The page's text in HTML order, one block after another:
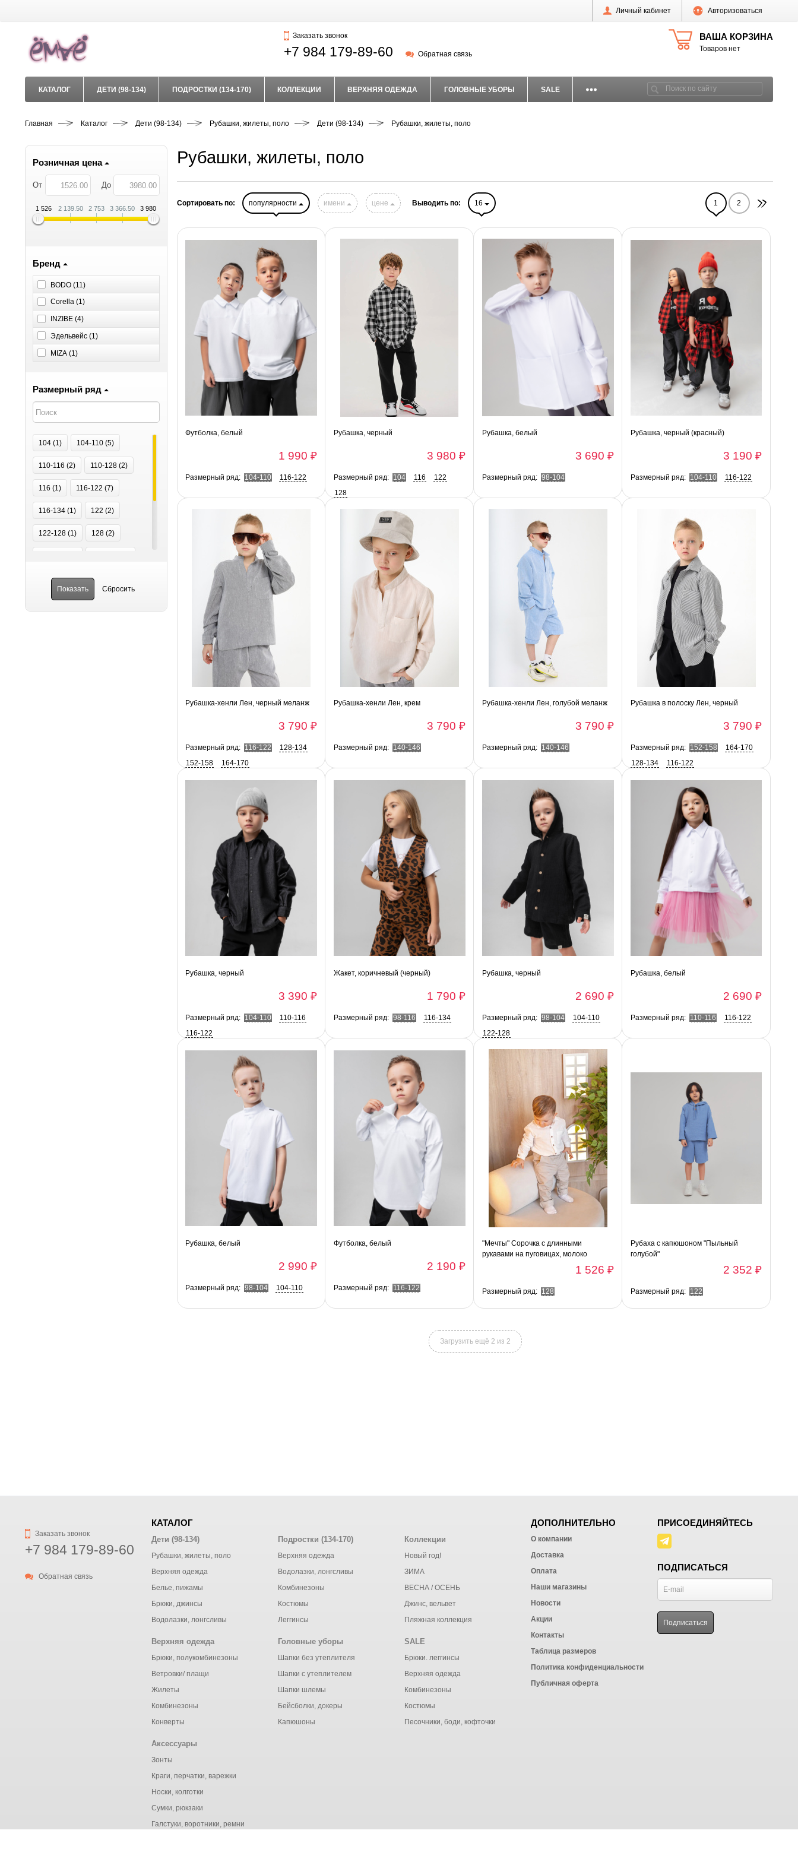
Личный кабинет Авторизоваться
ВАША КОРЗИНА
Товаров нет
Заказать звонок
+7 984 179-89-60 Обратная связь
КАТАЛОГ ДЕТИ (98-134) ПОДРОСТКИ (134-170) КОЛЛЕКЦИИ ВЕРХНЯЯ ОДЕЖДА ГОЛОВНЫЕ УБОРЫ SALE
Главная Каталог Дети (98-134) Рубашки, жилеты, поло Дети (98-134) Рубашки, жилеты, поло
Розничная цена
От До
1 526 2 139.50 2 753 3 366.50 3 980
Бренд
BODO (11)
Corella (1)
INZIBE (4)
Эдельвейс (1)
MIZA (1)
Размерный ряд
104 (1 ) 104-110 (5)
110-116 (2) 110-128 (2)
116 (1 ) 116-122 (7)
116-134 (1 ) 122 (2)
122-128 (1 ) 128 (2)
152-158 (2) 164-170 (
92-110 (2) 98-104 (
Рубашки, жилеты, поло
Сортировать по: популярности имени цене Выводить по: 16 1 2
Футболка, белый
1 990 ₽
Размерный ряд: 104-110 116-122
Рубашка, черный
3 980 ₽
Размерный ряд: 104 116
122
128
Рубашка, белый
3 690 ₽
Размерный ряд: 98-104
Рубашка, черный (красный)
3 190 ₽
Размерный ряд: 104-110 116-122
Рубашка-хенли Лен, черный меланж
3 790 ₽
Размерный ряд: 116-122
128-134
152-158
164-170
Рубашка-хенли Лен, крем
3 790 ₽
Размерный ряд: 140-146
Рубашка-хенли Лен, голубой меланж
3 790 ₽
Размерный ряд: 140-146
Рубашка в полоску Лен, черный
3 790 ₽
Размерный ряд: 152-158
164-170
128-134
116-122
Рубашка, черный
3 390 ₽
Размерный ряд: 104-110
110-116
116-122
Жакет, коричневый (черный)
1 790 ₽
Размерный ряд: 98-116 116-134
Рубашка, черный
2 690 ₽
Размерный ряд: 98-104
104-110
122-128
Рубашка, белый
2 690 ₽
Размерный ряд: 110-116 116-122
Рубашка, белый
2 990 ₽
Размерный ряд: 98-104 104-110
Футболка, белый
2 190 ₽
Размерный ряд: 116-122
"Мечты" Сорочка с длинными
рукавами на пуговицах, молоко
1 526 ₽
Размерный ряд: 128
Рубаха с капюшоном "Пыльный
голубой"
2 352 ₽
Размерный ряд: 122
Загрузить ещё 2 из 2
Заказать звонок
+7 984 179-89-60
Обратная связь
КАТАЛОГ
Дети (98-134)
Рубашки, жилеты, поло
Верхняя одежда
Белье, пижамы
Брюки, джинсы
Водолазки, лонгсливы
Подростки (134-170)
Верхняя одежда
Водолазки, лонгсливы
Комбинезоны
Костюмы
Леггинсы
Коллекции
Новый год!
ЗИМА
ВЕСНА / ОСЕНЬ
Джинс, вельвет
Пляжная коллекция
Верхняя одежда
Брюки, полукомбинезоны
Ветровки/ плащи
Жилеты
Комбинезоны
Конверты
Головные уборы
Шапки без утеплителя
Шапки с утеплителем
Шапки шлемы
Бейсболки, докеры
Капюшоны
SALE
Брюки. леггинсы
Верхняя одежда
Комбинезоны
Костюмы
Песочники, боди, кофточки
Аксессуары
Зонты
Краги, перчатки, варежки
Носки, колготки
Сумки, рюкзаки
Галстуки, воротники, ремни
ДОПОЛНИТЕЛЬНО
О компании
Доставка
Оплата
Наши магазины
Новости
Акции
Контакты
Таблица размеров
Политика конфиденциальности
Публичная оферта
ПРИСОЕДИНЯЙТЕСЬ
ПОДПИСАТЬСЯ